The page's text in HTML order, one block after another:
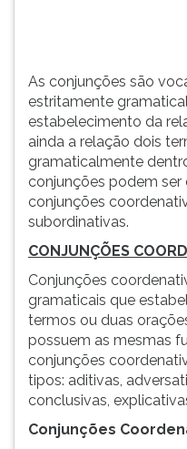
pausar
leitura
pressione
(primeira
esquerda
para
continuar
pressione
tecla
As conjunções são
estritamente
estabelecimento da
ainda a relação dois
gramaticalmente
conjunções podem ser
conjunções
subordinativas.
CONJUNÇÕES
Conjunções
gramaticais que
termos ou duas
possuem as mesmas
conjunções
tipos: aditivas,
conclusivas,
Conjunções